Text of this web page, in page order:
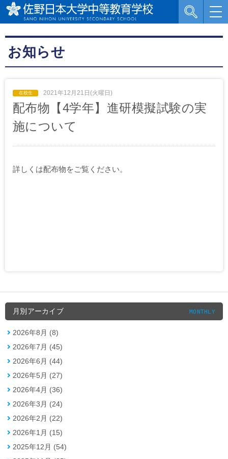
お知らせ
2021年12月21日(火曜日)
配布物【4学年】進研模擬試験の実
施について
詳しくは配布物をご覧ください。
月別アーカイブ MONTHLY
2026年8月 (8)
2026年7月 (45)
2026年6月 (44)
2026年5月 (27)
2026年4月 (36)
2026年3月 (24)
2026年2月 (22)
2026年1月 (15)
2025年12月 (54)